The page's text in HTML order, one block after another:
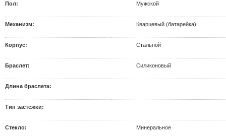
Пол: Мужской
Механизм: Кварцевый (батарейка)
Корпус: Стальной
Браслет: Силиконовый
Длина браслета:
Тип застежки:
Стекло: Минеральное